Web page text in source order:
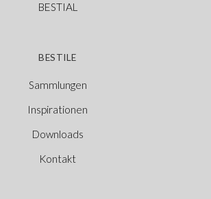
BESTIAL
BESTILE
Sammlungen
Inspirationen
Downloads
Kontakt